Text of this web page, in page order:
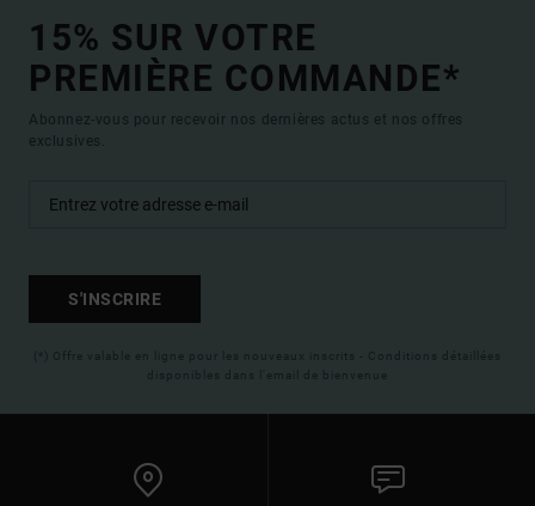
15% SUR VOTRE
PREMIÈRE COMMANDE*
Abonnez-vous pour recevoir nos dernières actus et nos offres
exclusives.
S'INSCRIRE
(*) Offre valable en ligne pour les nouveaux inscrits - Conditions détaillées
disponibles dans l'email de bienvenue